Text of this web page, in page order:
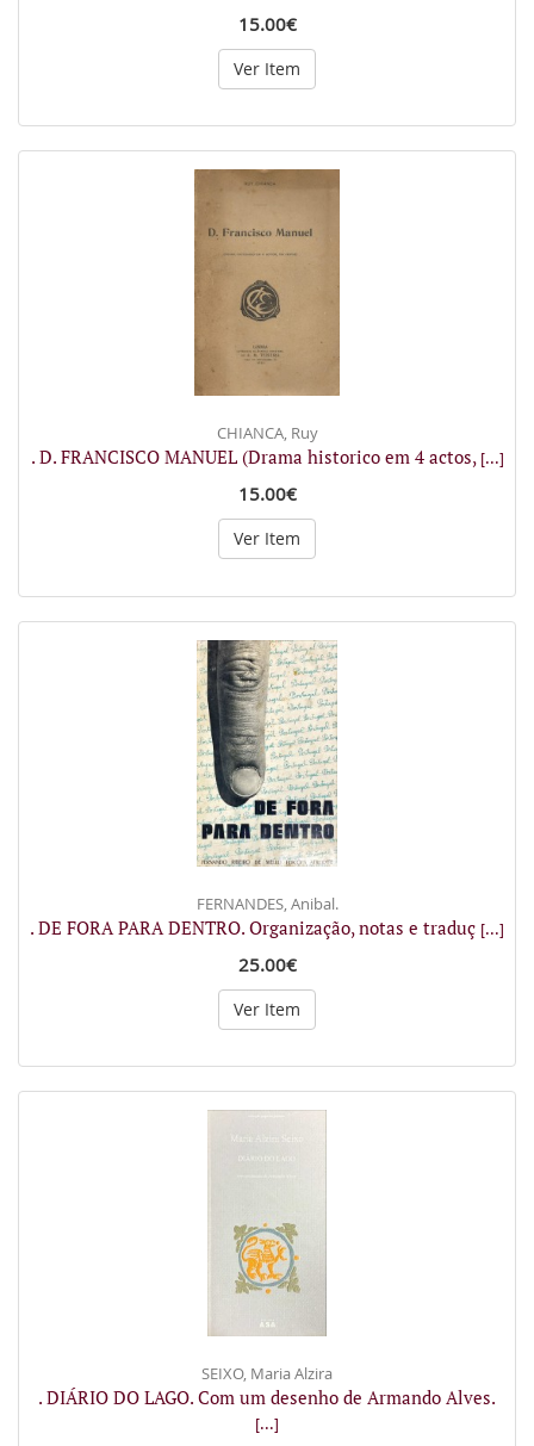
15.00€
Ver Item
CHIANCA, Ruy
. D. FRANCISCO MANUEL (Drama historico em 4 actos, [...]
15.00€
Ver Item
FERNANDES, Anibal.
. DE FORA PARA DENTRO. Organização, notas e traduç [...]
25.00€
Ver Item
SEIXO, Maria Alzira
. DIÁRIO DO LAGO. Com um desenho de Armando Alves.
[...]